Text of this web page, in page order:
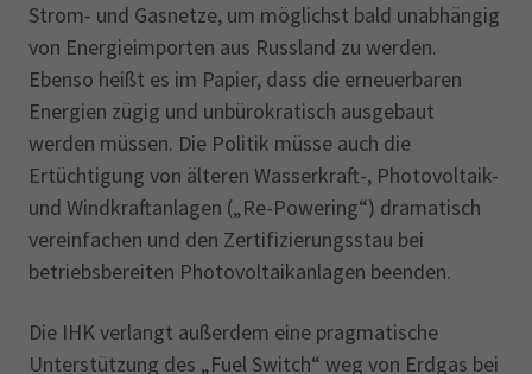
Strom- und Gasnetze, um möglichst bald unabhängig
von Energieimporten aus Russland zu werden.
Ebenso heißt es im Papier, dass die erneuerbaren
Energien zügig und unbürokratisch ausgebaut
werden müssen. Die Politik müsse auch die
Ertüchtigung von älteren Wasserkraft-, Photovoltaik-
und Windkraftanlagen („Re-Powering“) dramatisch
vereinfachen und den Zertifizierungsstau bei
betriebsbereiten Photovoltaik­anlagen beenden.
Die IHK verlangt außerdem eine pragmatische
Unterstützung des „Fuel Switch“ weg von Erdgas bei